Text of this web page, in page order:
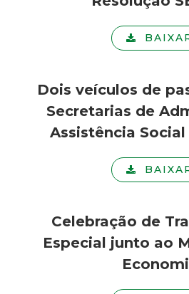
p
d
Dois veículos de
Secretarias de
Assistência
Celebração de
Especial junto ao